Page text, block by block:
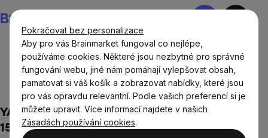
Pokračovat bez personalizace
Aby pro vás Brainmarket fungoval co nejlépe,
používáme cookies. Některé jsou nezbytné pro správné
fungování webu, jiné nám pomáhají vylepšovat obsah,
pamatovat si váš košík a zobrazovat nabídky, které jsou
pro vás opravdu relevantní. Podle vašich preferencí si je
můžete upravit. Více informací najdete v našich
Zásadách používání cookies.
na
obsah
Nákupní
Domov Ekodrogerie
Přírodní a ekologické prací
prostředky
YAYA Eko Prací Parfém, Zakázané ovoce,
150 ml